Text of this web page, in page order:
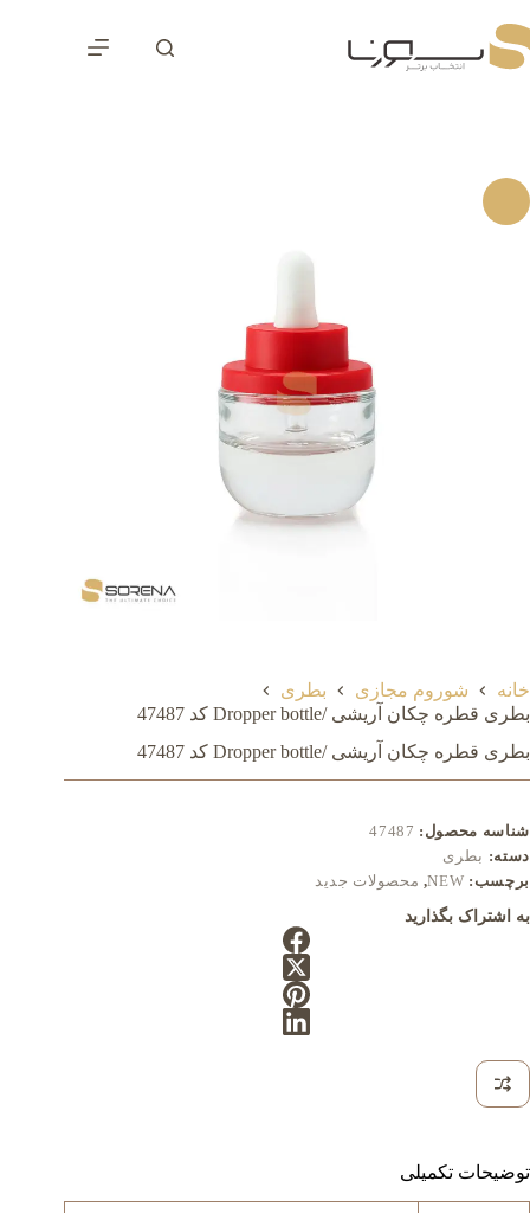
به
محتوا
خانه شوروم مجازی
بطری
بطری قطره چکان آریشی /Dropper bottle کد 47487
بطری قطره چکان آریشی /Dropper bottle کد 47487
شناسه محصول: 47487
دسته: بطری
برچسب: NEW
, محصولات جدید
به اشتراک بگذارید
توضیحات تکمیلی